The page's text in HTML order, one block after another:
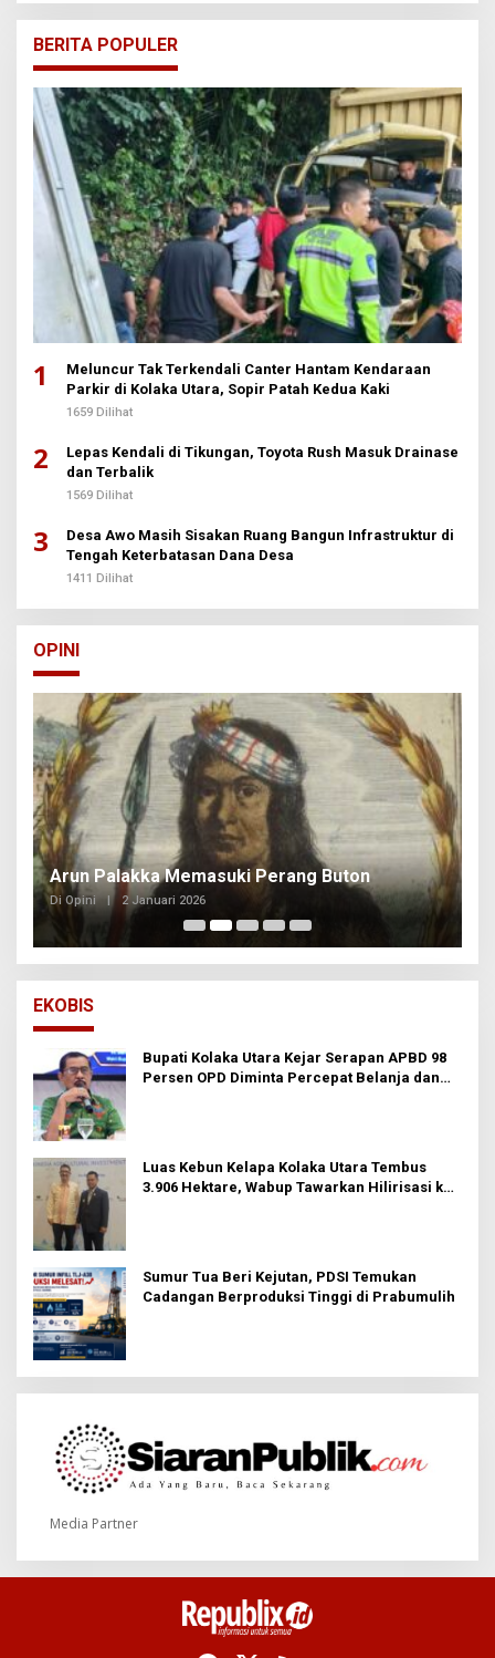
BERITA POPULER
1
Meluncur Tak Terkendali Canter Hantam Kendaraan
Parkir di Kolaka Utara, Sopir Patah Kedua Kaki
1659 Dilihat
2
Lepas Kendali di Tikungan, Toyota Rush Masuk Drainase
dan Terbalik
1569 Dilihat
3
Desa Awo Masih Sisakan Ruang Bangun Infrastruktur di
Tengah Keterbatasan Dana Desa
1411 Dilihat
OPINI
Arun Palakka Memasuki Perang Buton
Di Opini | 2 Januari 2026
EKOBIS
Bupati Kolaka Utara Kejar Serapan APBD 98
Persen OPD Diminta Percepat Belanja dan
Luas Kebun Kelapa Kolaka Utara Tembus
3.906 Hektare, Wabup Tawarkan Hilirisasi ke
Sumur Tua Beri Kejutan, PDSI Temukan
Cadangan Berproduksi Tinggi di Prabumulih
Media Partner